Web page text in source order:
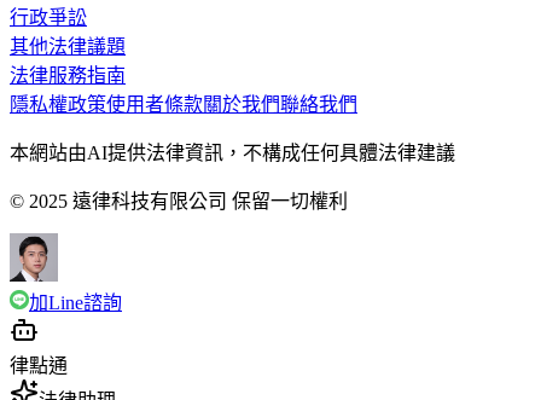
行政爭訟
其他法律議題
法律服務指南
隱私權政策使用者條款關於我們聯絡我們
本網站由AI提供法律資訊，不構成任何具體法律建議
© 2025 遠律科技有限公司 保留一切權利
加Line諮詢
律點通